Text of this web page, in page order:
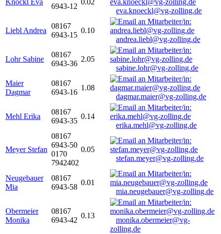
Knöckl Eva
6943-12
0.02
eva.knoeckl@vg-zolling.de
Liebl Andrea
08167
6943-15
0.10
andrea.liebl@vg-zolling.de
Lohr Sabine
08167
6943-36
2.05
sabine.lohr@vg-zolling.de
Maier
Dagmar
08167
6943-16
1.08
dagmar.maier@vg-zolling.de
Mehl Erika
08167
6943-35
0.14
erika.mehl@vg-zolling.de
Meyer Stefan
08167
6943-50
0170
7942402
0.05
stefan.meyer@vg-zolling.de
Neugebauer
Mia
08167
6943-58
0.01
mia.neugebauer@vg-zolling.de
Obermeier
Monika
08167
6943-42
0.13
monika.obermeier@vg-
zolling.de